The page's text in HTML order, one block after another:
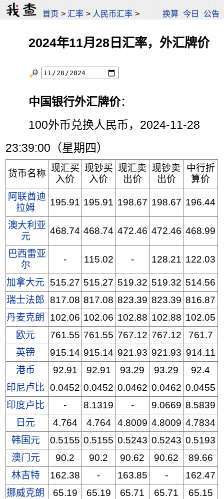
首页 >汇率 > 人民币汇率 > 换算 今日 公告
2024年11月28日汇率，外汇牌价
中国银行外汇牌价：
100外币兑换人民币，2024-11-28
23:39:00（星期四）
货币名称
现汇买
入价
现钞买
入价
现汇卖
出价
现钞卖
出价
中行折
算价
阿联酋迪
拉姆
195.91 195.91 198.67 198.67 196.44
澳大利亚
元
468.74 468.74 472.46 472.46 468.99
巴西雷亚
尔
- 115.02 - 128.21 122.03
加拿大元 515.27 515.27 519.32 519.32 514.56
瑞士法郎 817.08 817.08 823.39 823.39 816.87
丹麦克朗
102.06 102.06 102.88 102.88 102.05
欧元
761.55 761.55 767.12 767.12
761.7
英镑
915.14 915.14 921.93 921.93 914.11
港币
92.91 92.91 93.29 93.29
92.4
印尼卢比 0.0452 0.0452 0.0462 0.0462 0.0455
印度卢比
- 8.1319 - 9.0669 8.5839
日元
4.764 4.764 4.8009 4.8009 4.7834
韩国元
0.5155 0.5155 0.5243 0.5243 0.5193
澳门元
90.2 90.2 90.62 90.62
89.66
林吉特
162.38 - 163.85 -
162.47
挪威克朗
65.19 65.19 65.71 65.71
65.15